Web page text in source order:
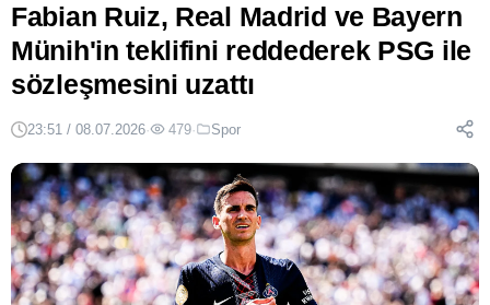
Fabian Ruiz, Real Madrid ve Bayern
Münih'in teklifini reddederek PSG ile
sözleşmesini uzattı
23:51 / 08.07.2026· 479· Spor